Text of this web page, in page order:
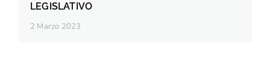
LEGISLATIVO
2 Marzo 2023